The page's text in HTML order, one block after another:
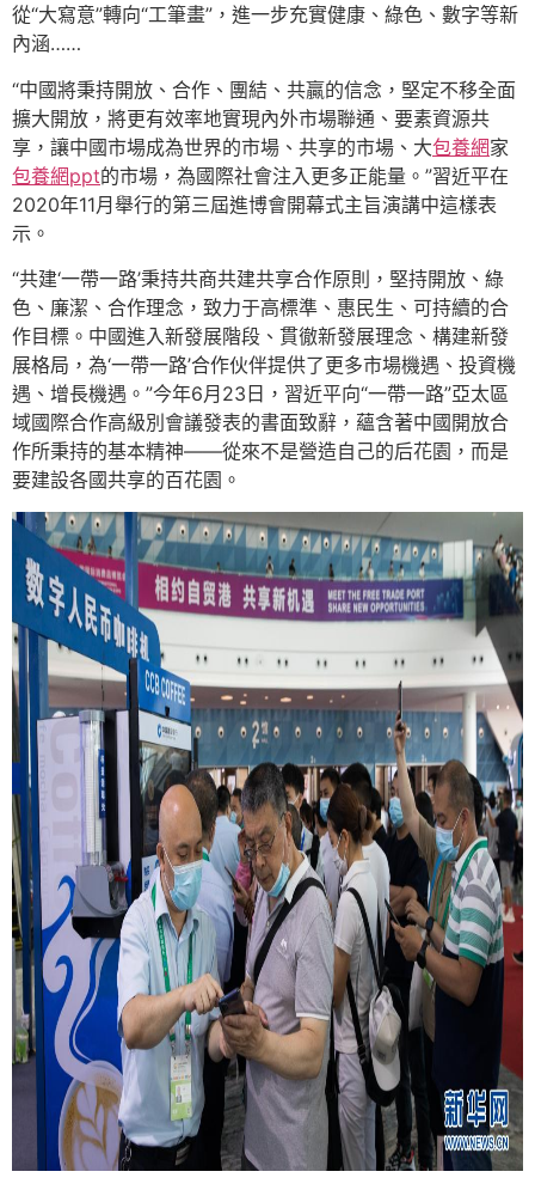
從“大寫意”轉向“工筆畫”，進一步充實健康、綠色、數字等新
內涵……
“中國將秉持開放、合作、團結、共贏的信念，堅定不移全面
擴大開放，將更有效率地實現內外市場聯通、要素資源共
享，讓中國市場成為世界的市場、共享的市場、大包養網家
包養網ppt的市場，為國際社會注入更多正能量。”習近平在
2020年11月舉行的第三屆進博會開幕式主旨演講中這樣表
示。
“共建‘一帶一路’秉持共商共建共享合作原則，堅持開放、綠
色、廉潔、合作理念，致力于高標準、惠民生、可持續的合
作目標。中國進入新發展階段、貫徹新發展理念、構建新發
展格局，為‘一帶一路’合作伙伴提供了更多市場機遇、投資機
遇、增長機遇。”今年6月23日，習近平向“一帶一路”亞太區
域國際合作高級別會議發表的書面致辭，蘊含著中國開放合
作所秉持的基本精神——從來不是營造自己的后花園，而是
要建設各國共享的百花園。